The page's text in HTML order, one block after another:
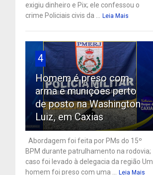
exigiu dinheiro e Pix; ele confessou o
crime Policiais civis da ...
Leia Mais
4
Homem é preso com
arma e munições perto
de posto na Washington
Luiz, em Caxias
Abordagem foi feita por PMs do 15º
BPM durante patrulhamento na rodovia;
caso foi levado à delegacia da região Um
homem foi preso com uma ...
Leia Mais